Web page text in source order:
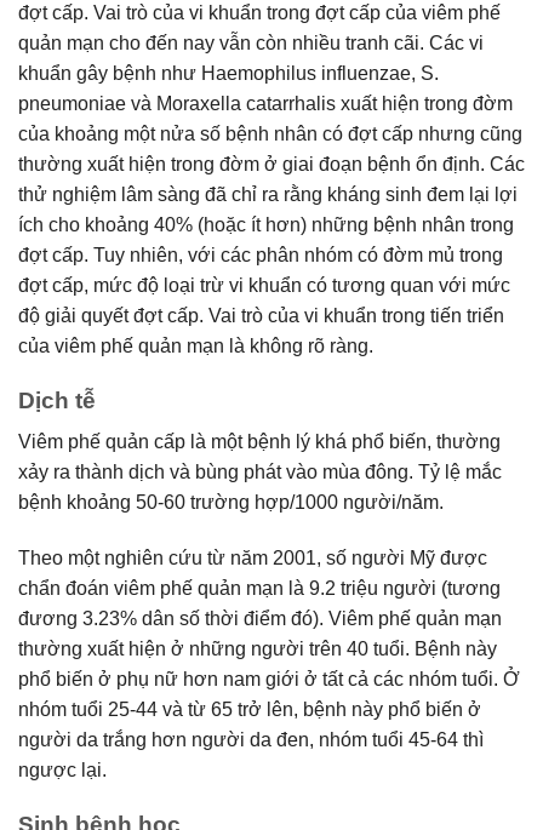
đợt cấp. Vai trò của vi khuẩn trong đợt cấp của viêm phế
quản mạn cho đến nay vẫn còn nhiều tranh cãi. Các vi
khuẩn gây bệnh như Haemophilus influenzae, S.
pneumoniae và Moraxella catarrhalis xuất hiện trong đờm
của khoảng một nửa số bệnh nhân có đợt cấp nhưng cũng
thường xuất hiện trong đờm ở giai đoạn bệnh ổn định. Các
thử nghiệm lâm sàng đã chỉ ra rằng kháng sinh đem lại lợi
ích cho khoảng 40% (hoặc ít hơn) những bệnh nhân trong
đợt cấp. Tuy nhiên, với các phân nhóm có đờm mủ trong
đợt cấp, mức độ loại trừ vi khuẩn có tương quan với mức
độ giải quyết đợt cấp. Vai trò của vi khuẩn trong tiến triển
của viêm phế quản mạn là không rõ ràng.
Dịch tễ
Viêm phế quản cấp là một bệnh lý khá phổ biến, thường
xảy ra thành dịch và bùng phát vào mùa đông. Tỷ lệ mắc
bệnh khoảng 50-60 trường hợp/1000 người/năm.
Theo một nghiên cứu từ năm 2001, số người Mỹ được
chẩn đoán viêm phế quản mạn là 9.2 triệu người (tương
đương 3.23% dân số thời điểm đó). Viêm phế quản mạn
thường xuất hiện ở những người trên 40 tuổi. Bệnh này
phổ biến ở phụ nữ hơn nam giới ở tất cả các nhóm tuổi. Ở
nhóm tuổi 25-44 và từ 65 trở lên, bệnh này phổ biến ở
người da trắng hơn người da đen, nhóm tuổi 45-64 thì
ngược lại.
Sinh bệnh học